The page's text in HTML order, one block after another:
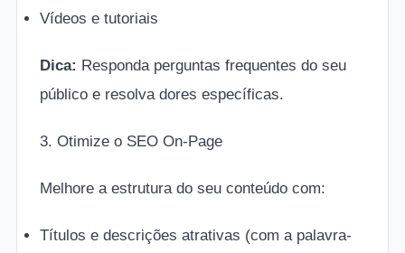
Vídeos e tutoriais
Dica: Responda perguntas frequentes do seu
público e resolva dores específicas.
3. Otimize o SEO On-Page
Melhore a estrutura do seu conteúdo com:
Títulos e descrições atrativas (com a palavra-